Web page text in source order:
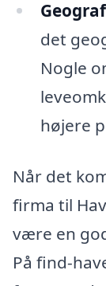
det
Nogle
højere
Når det
firma til
være en
På find-